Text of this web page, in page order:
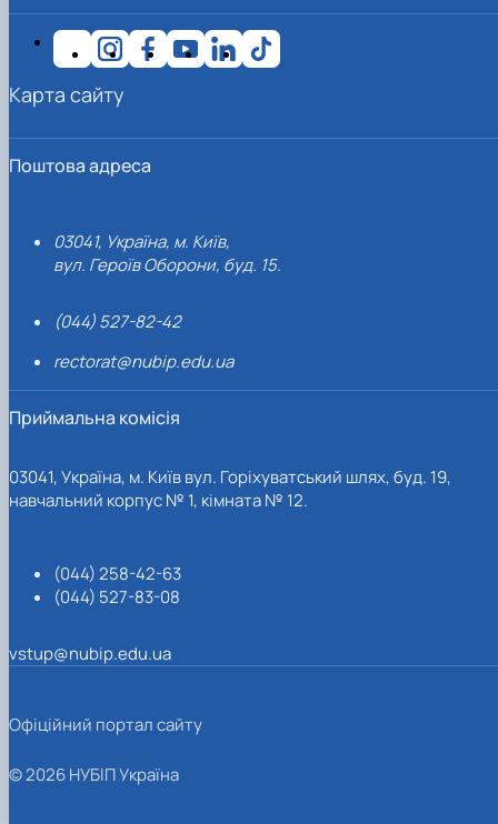
Поштова адреса
03041, Україна, м. Київ,
вул. Героїв Оборони, буд. 15.
(044) 527-82-42
rectorat@nubip.edu.ua
Приймальна комісія
03041, Україна, м. Київ вул. Горіхуватський шлях, буд. 19,
навчальний корпус № 1, кімната № 12.
(044) 258-42-63
(044) 527-83-08
vstup@nubip.edu.ua
Карта сайту
Офіційний портал сайту
© 2026 НУБІП Україна